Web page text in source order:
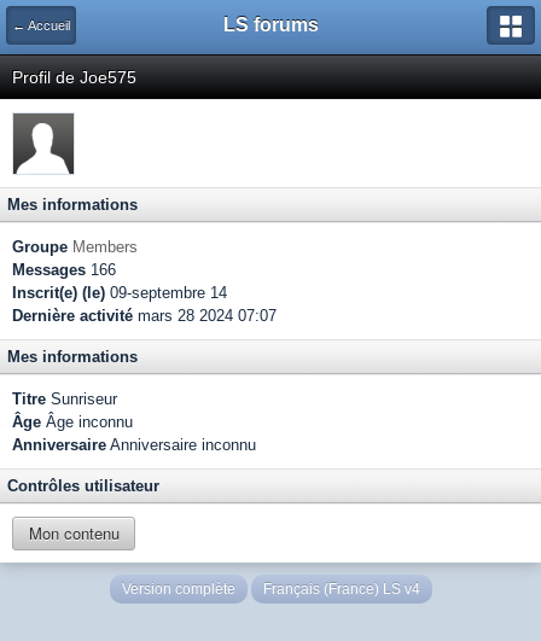
← Accueil LS forums
Profil de Joe575
Mes informations
Groupe Members
Messages 166
Inscrit(e) (le) 09-septembre 14
Dernière activité mars 28 2024 07:07
Mes informations
Titre Sunriseur
Âge Âge inconnu
Anniversaire Anniversaire inconnu
Contrôles utilisateur
Mon contenu
Version complète Français (France) LS v4